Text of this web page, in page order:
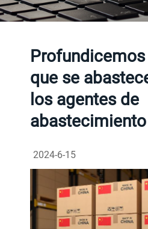
que se
los agentes de
2024-6-15